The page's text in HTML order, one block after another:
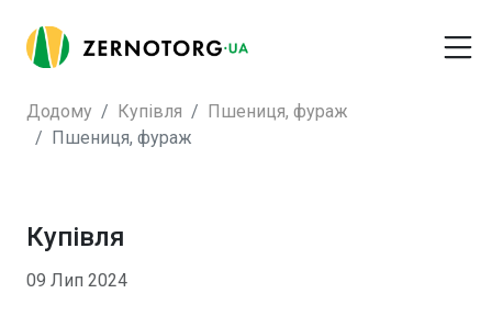
Додому Купівля
Пшениця, фураж
Пшениця, фураж
Купівля
09 Лип 2024